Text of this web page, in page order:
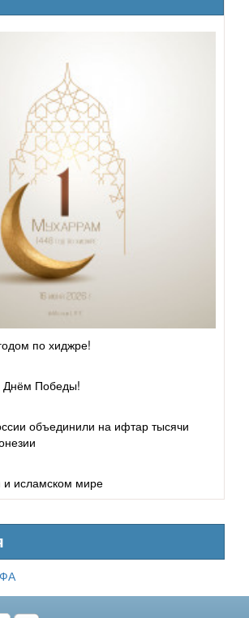
науки
его науки
право
по хиджре!
Днём Победы!
объединили на ифтар тысячи
и исламском мире